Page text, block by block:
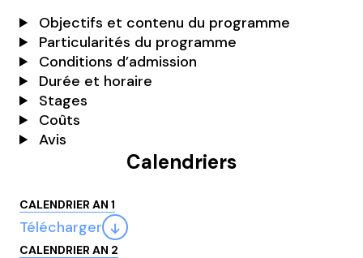
Objectifs et contenu du programme
Particularités du programme
Conditions d’admission
Durée et horaire
Stages
Coûts
Avis
Calendriers
CALENDRIER AN 1
Télécharger
CALENDRIER AN 2